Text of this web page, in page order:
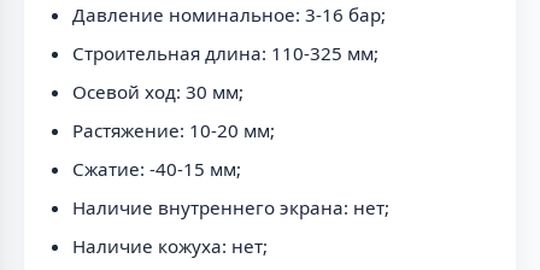
Давление номинальное: 3-16 бар;
Строительная длина: 110-325 мм;
Осевой ход: 30 мм;
Растяжение: 10-20 мм;
Сжатие: -40-15 мм;
Наличие внутреннего экрана: нет;
Наличие кожуха: нет;